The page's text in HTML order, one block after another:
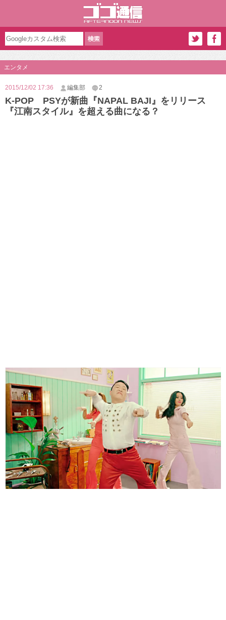
エンタメ
2015/12/02 17:36 編集部 2
K-POP PSYが新曲『NAPAL BAJI』をリリース
『江南スタイル』を超える曲になる？